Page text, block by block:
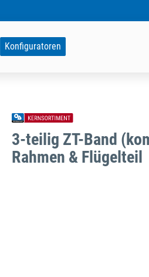
Konfiguratoren
3-teilig ZT-Band
Rahmen & Flügelteil